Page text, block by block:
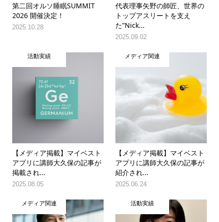
第二回オルソ睡眠SUMMIT
2026 開催決定！
2025.10.28
代表理事矢野の師匠、世界の
トップアスリートを支え
た”Nick...
2025.09.02
活動実績
【メディア掲載】マイベスト
アプリに講師大久保の記事が
掲載され...
2025.08.05
メディア関連
【メディア掲載】マイベスト
アプリに講師大久保の記事が
紹介され...
2025.06.24
メディア関連 活動実績